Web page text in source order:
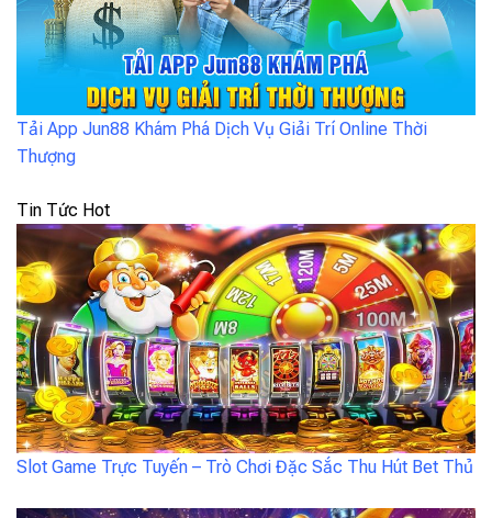
Tải App Jun88 Khám Phá Dịch Vụ Giải Trí Online Thời
Thượng
Tin Tức Hot
Slot Game Trực Tuyến – Trò Chơi Đặc Sắc Thu Hút Bet Thủ